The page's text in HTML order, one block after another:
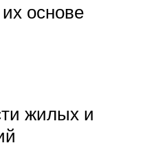
основе
жилых и